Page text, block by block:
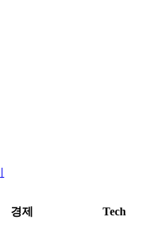
경제 Tech